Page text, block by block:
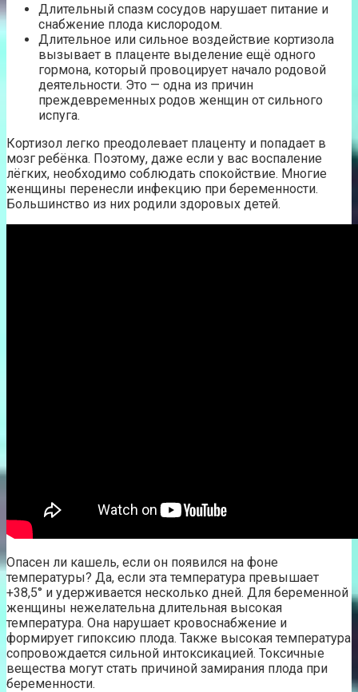
Длительный спазм сосудов нарушает питание и
снабжение плода кислородом.
Длительное или сильное воздействие кортизола
вызывает в плаценте выделение ещё одного
гормона, который провоцирует начало родовой
деятельности. Это — одна из причин
преждевременных родов женщин от сильного
испуга.
Кортизол легко преодолевает плаценту и попадает в
мозг ребёнка. Поэтому, даже если у вас воспаление
лёгких, необходимо соблюдать спокойствие. Многие
женщины перенесли инфекцию при беременности.
Большинство из них родили здоровых детей.
Опасен ли кашель, если он появился на фоне
температуры? Да, если эта температура превышает
+38,5° и удерживается несколько дней. Для беременной
женщины нежелательна длительная высокая
температура. Она нарушает кровоснабжение и
формирует гипоксию плода. Также высокая температура
сопровождается сильной интоксикацией. Токсичные
вещества могут стать причиной замирания плода при
беременности.